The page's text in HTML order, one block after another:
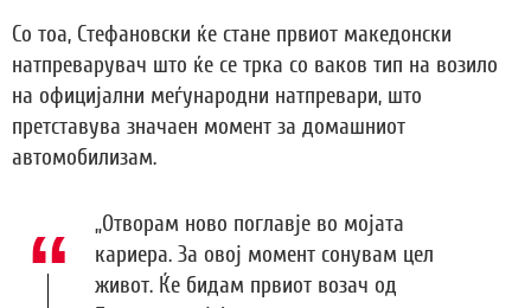
Со тоа, Стефановски ќе стане првиот македонски
натпреварувач што ќе се трка со ваков тип на возило
на официјални меѓународни натпревари, што
претставува значаен момент за домашниот
автомобилизам.
„Отворам ново поглавје во мојата
кариера. За овој момент сонувам цел
живот. Ќе бидам првиот возач од